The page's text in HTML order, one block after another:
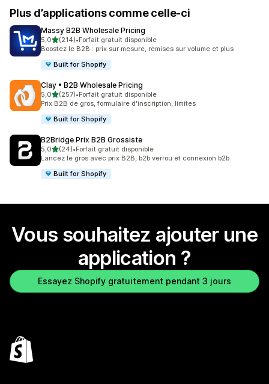
Plus d’applications comme celle-ci
Massy B2B Wholesale Pricing
5,0étoile(s) sur 5
(214)
214 avis au total
•Forfait gratuit disponible
Boostez le B2B : prix sur mesure, remises sur volume et plus
Built for Shopify
Clay • B2B Wholesale Pricing
5,0étoile(s) sur 5
(257)
257 avis au total
•Forfait gratuit disponible
Prix B2B de gros, formulaire d'inscription, limites
Built for Shopify
B2Bridge Prix B2B Grossiste
5,0étoile(s) sur 5
(24)
24 avis au total
•Forfait gratuit disponible
Lancez le gros avec prix B2B, b2b verrou et connexion b2b
Built for Shopify
Vous souhaitez ajouter une
application ?
Essayez Shopify gratuitement pendant 3 jours